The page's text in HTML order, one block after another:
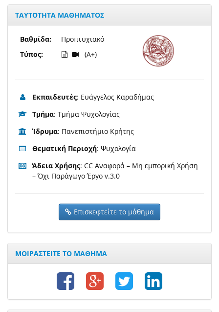
ΤΑΥΤΟΤΗΤΑ ΜΑΘΗΜΑΤΟΣ
Βαθμίδα:
Τύπος:
Προπτυχιακό
(A+)
Εκπαιδευτές: Ευάγγελος Καραδήμας
Τμήμα: Τμήμα Ψυχολογίας
Ίδρυμα: Πανεπιστήμιο Κρήτης
Θεματική Περιοχή: Ψυχολογία
Άδεια Χρήσης: CC Αναφορά – Μη εμπορική Χρήση
– Όχι Παράγωγο Έργο v.3.0
Επισκεφτείτε το μάθημα
ΜΟΙΡΑΣΤΕΙΤΕ ΤΟ ΜΑΘΗΜΑ